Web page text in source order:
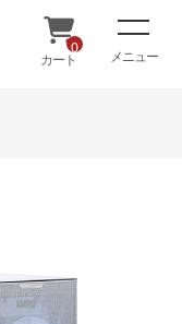
0
カート メニュー